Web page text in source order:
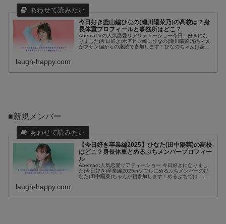
今日好き釜山編ひなの(瀬川陽菜乃)の高校は？身
長体重プロフィールと事務所はどこ？
AbemaTVの人気恋愛リアリティーショー今日、好きにな
りました(今日好き)ホアヒン編にひなの(瀬川陽菜乃)ちゃん
がプサン編からの継続で参加します！ひなのちゃんは超十
laugh-happy.com
■新規メンバー
【今日好き卒業編2025】ひなた(田中陽菜)の高校
はどこ？身長体重とめるぷちメンバープロフィー
ル
Abemaの人気恋愛リアティーショー 今日好きになりまし
た(今日好き)卒業編2025inソウルにめるぷちメンバーのひ
なた(田中陽菜)ちゃんが初参加します！めるぷちでは「ひ
laugh-happy.com